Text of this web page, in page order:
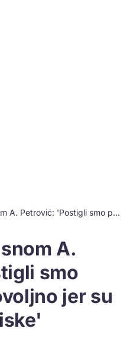
Razgovor s Jasnom A. Petrović: 'Postigli smo puno, ali nedovoljno jer su mirovine preniske'
A.
smo
jer su